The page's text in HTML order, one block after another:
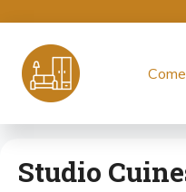
contenido
Studio